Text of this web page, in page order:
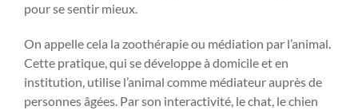
pour se sentir mieux.
On appelle cela la zoothérapie ou médiation par l’animal.
Cette pratique, qui se développe à domicile et en
institution, utilise l’animal comme médiateur auprès de
personnes âgées. Par son interactivité, le chat, le chien